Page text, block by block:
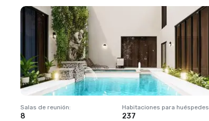
Salas de reunión:
8
Habitaciones para huéspedes
237